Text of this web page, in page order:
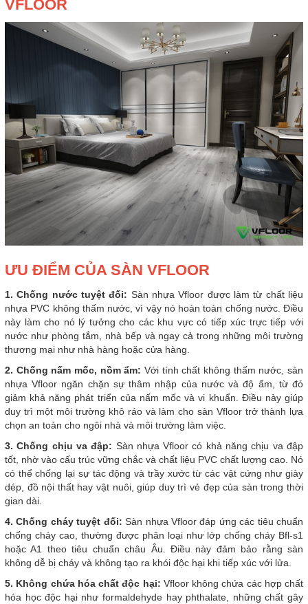
VFLOOR
ƯU ĐIỂM CỦA SÀN VFLOOR
1. Chống nước tuyệt đối: Sàn nhựa Vfloor được làm từ chất liệu
nhựa PVC không thấm nước, vì vậy nó hoàn toàn chống nước. Điều
này làm cho nó lý tưởng cho các khu vực có tiếp xúc trực tiếp với
nước như phòng tắm, nhà bếp và ngay cả trong những môi trường
thương mại như nhà hàng hoặc cửa hàng.
2. Chống nấm mốc, nồm ẩm: Với tính chất không thấm nước, sàn
nhựa Vfloor ngăn chặn sự thâm nhập của nước và độ ẩm, từ đó
giảm khả năng phát triển của nấm mốc và vi khuẩn. Điều này giúp
duy trì một môi trường khô ráo và làm cho sàn Vfloor trở thành lựa
chọn an toàn cho ngôi nhà và môi trường làm việc.
3. Chống chịu va đập: Sàn nhựa Vfloor có khả năng chịu va đập
tốt, nhờ vào cấu trúc vững chắc và chất liệu PVC chất lượng cao. Nó
có thể chống lại sự tác động và trầy xước từ các vật cứng như giày
dép, đồ nội thất hay vật nuôi, giúp duy trì vẻ đẹp của sàn trong thời
gian dài.
4. Chống cháy tuyệt đối: Sàn nhựa Vfloor đáp ứng các tiêu chuẩn
chống cháy cao, thường được phân loại như lớp chống cháy Bfl-s1
hoặc A1 theo tiêu chuẩn châu Âu. Điều này đảm bảo rằng sàn
không dễ bị cháy và không tạo ra khói độc hại khi tiếp xúc với lửa.
5. Không chứa hóa chất độc hại: Vfloor không chứa các hợp chất
hóa học độc hại như formaldehyde hay phthalate, những chất gây